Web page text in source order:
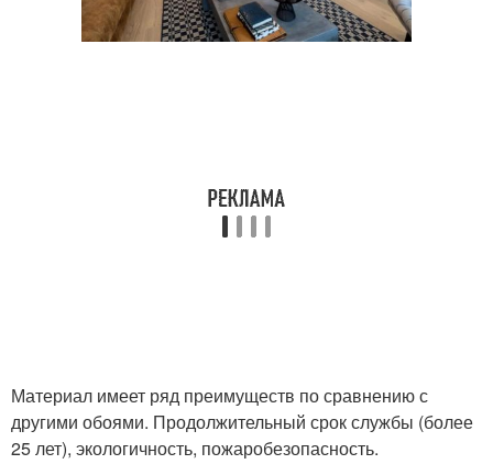
Материал имеет ряд преимуществ по сравнению с
другими обоями. Продолжительный срок службы (более
25 лет), экологичность, пожаробезопасность.